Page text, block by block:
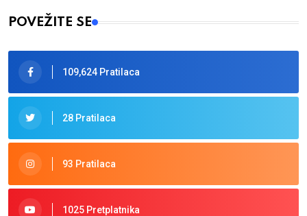
POVEŽITE SE
109,624 Pratilaca
28 Pratilaca
93 Pratilaca
1025 Pretplatnika